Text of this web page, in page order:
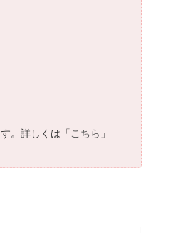
。詳しくは「こちら 」